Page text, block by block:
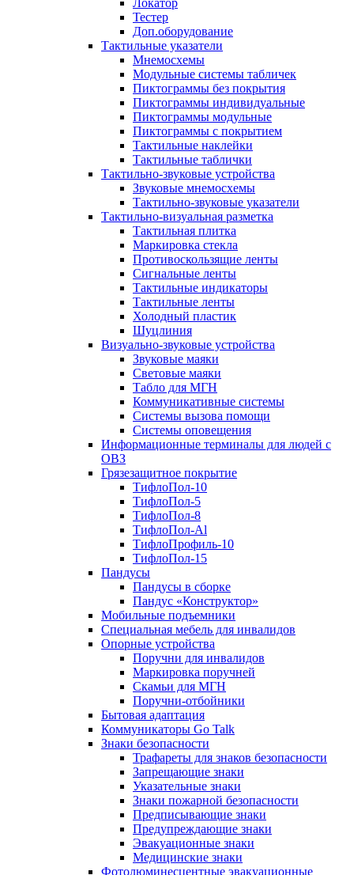
Локатор
Тестер
Доп.оборудование
Тактильные указатели
Мнемосхемы
Модульные системы табличек
Пиктограммы без покрытия
Пиктограммы индивидуальные
Пиктограммы модульные
Пиктограммы с покрытием
Тактильные наклейки
Тактильные таблички
Тактильно-звуковые устройства
Звуковые мнемосхемы
Тактильно-звуковые указатели
Тактильно-визуальная разметка
Тактильная плитка
Маркировка стекла
Противоскользящие ленты
Сигнальные ленты
Тактильные индикаторы
Тактильные ленты
Холодный пластик
Шуцлиния
Визуально-звуковые устройства
Звуковые маяки
Световые маяки
Табло для МГН
Коммуникативные системы
Системы вызова помощи
Системы оповещения
Информационные терминалы для людей с
ОВЗ
Грязезащитное покрытие
ТифлоПол-10
ТифлоПол-5
ТифлоПол-8
ТифлоПол-Al
ТифлоПрофиль-10
ТифлоПол-15
Пандусы
Пандусы в сборке
Пандус «Конструктор»
Мобильные подъемники
Специальная мебель для инвалидов
Опорные устройства
Поручни для инвалидов
Маркировка поручней
Скамьи для МГН
Поручни-отбойники
Бытовая адаптация
Коммуникаторы Go Talk
Знаки безопасности
Трафареты для знаков безопасности
Запрещающие знаки
Указательные знаки
Знаки пожарной безопасности
Предписывающие знаки
Предупреждающие знаки
Эвакуационные знаки
Медицинские знаки
Фотолюминесцентные эвакуационные